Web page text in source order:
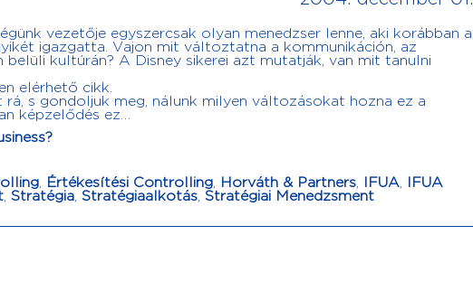
vezetője egyszercsak olyan menedzser lenne, aki korábban a
igazgatta. Vajon mit változtatna a kommunikáción, az
kultúrán? A Disney sikerei azt mutatják, van mit tanulni
elérhető cikk.
s gondoljuk meg, nálunk milyen változásokat hozna ez a
képzelődés ez…
, Értékesítési Controlling, Horváth & Partners, IFUA,
IFUA
, Stratégia, Stratégiaalkotás, Stratégiai Menedzsment